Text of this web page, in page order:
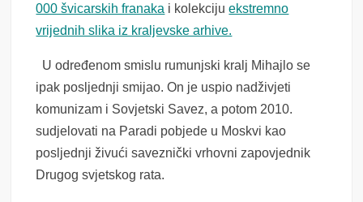
000 švicarskih franaka i kolekcijuekstremno
vrijednih slika iz kraljevske arhive.
U određenom smislu rumunjski kralj Mihajlo se
ipak posljednji smijao. On je uspio nadživjeti
komunizam i Sovjetski Savez, a potom 2010.
sudjelovati na Paradi pobjede u Moskvi kao
posljednji živući saveznički vrhovni zapovjednik
Drugog svjetskog rata.